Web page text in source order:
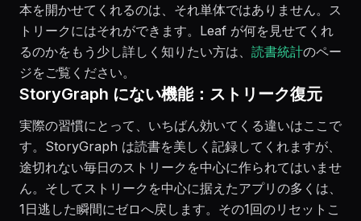
本を開かせてくれるのは、それ単体ではありません。ス
トリークにはそれができます。Leaf が何を見せてくれ
るのかをもう少し詳しく知りたい方は、 読書統計のペー
ジをご覧ください。
StoryGraph にない機能：ストリーク復元
実際の習慣にとって、いちばん効いてくる違いはここで
す。StoryGraph は読書を美しく記録してくれますが、
途切れない毎日のストリークを中心に作られてはいませ
ん。そしてストリークを中心に据えたアプリの多くは、
1日逃した瞬間にゼロへ戻します。その1回のリセットこ